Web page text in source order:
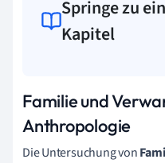
Springe zu
Kapitel
Familie und
Anthropologie
Die Untersuchung von